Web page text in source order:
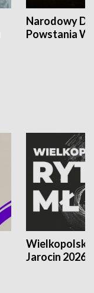
Narodowy
Powstania
Jarocin 2026